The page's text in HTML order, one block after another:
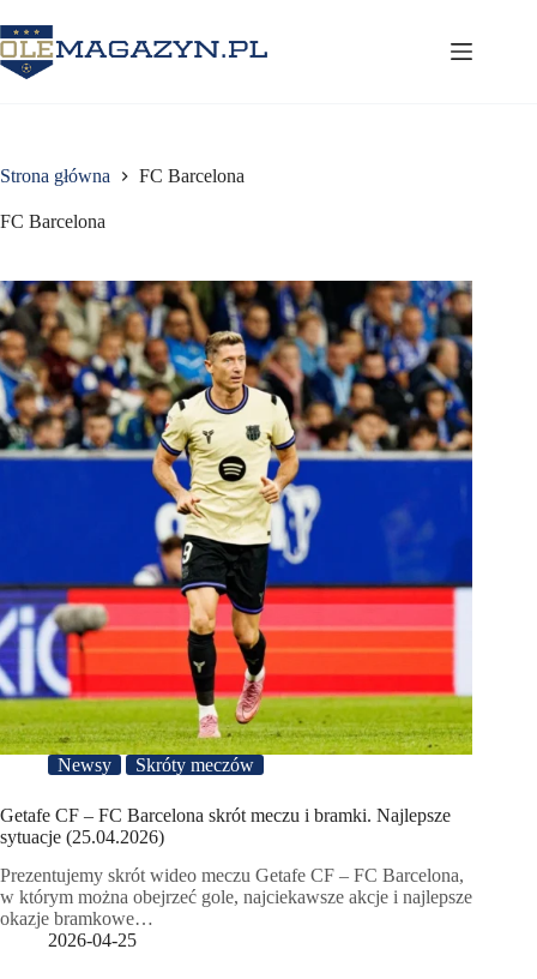
do
treści
Strona główna FC Barcelona
FC Barcelona
Newsy Skróty meczów
Getafe CF – FC Barcelona skrót meczu i bramki. Najlepsze
sytuacje (25.04.2026)
Prezentujemy skrót wideo meczu Getafe CF – FC Barcelona,
w którym można obejrzeć gole, najciekawsze akcje i najlepsze
okazje bramkowe…
2026-04-25